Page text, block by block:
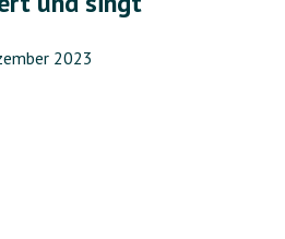
2023